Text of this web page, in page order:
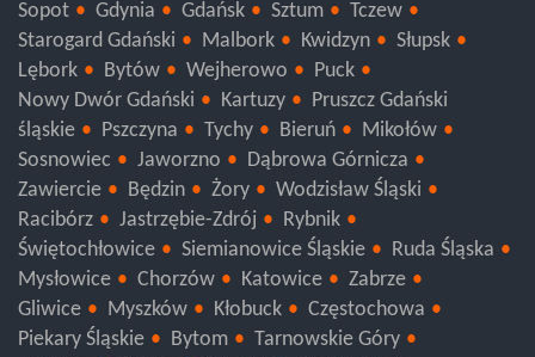
Sopot
Gdynia Gdańsk Sztum
Tczew
Starogard Gdański
Malbork Kwidzyn
Słupsk
Lębork
Bytów Wejherowo
Puck
Nowy Dwór Gdański
Kartuzy
Pruszcz Gdański
śląskie
Pszczyna Tychy Bieruń
Mikołów
Sosnowiec
Jaworzno
Dąbrowa Górnicza
Zawiercie
Będzin Żory
Wodzisław Śląski
Racibórz
Jastrzębie-Zdrój
Rybnik
Świętochłowice
Siemianowice Śląskie
Ruda Śląska
Mysłowice
Chorzów Katowice
Zabrze
Gliwice
Myszków Kłobuck
Częstochowa
Piekary Śląskie
Bytom
Tarnowskie Góry